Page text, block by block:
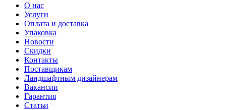
О нас
Услуги
Оплата и доставка
Упаковка
Новости
Скидки
Контакты
Поставщикам
Ландшафтным дизайнерам
Вакансии
Гарантия
Статьи